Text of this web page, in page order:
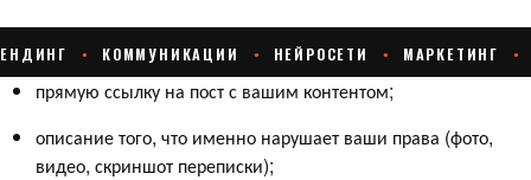
прямую ссылку на пост с вашим контентом;
описание того, что именно нарушает ваши права (фото,
видео, скриншот переписки);